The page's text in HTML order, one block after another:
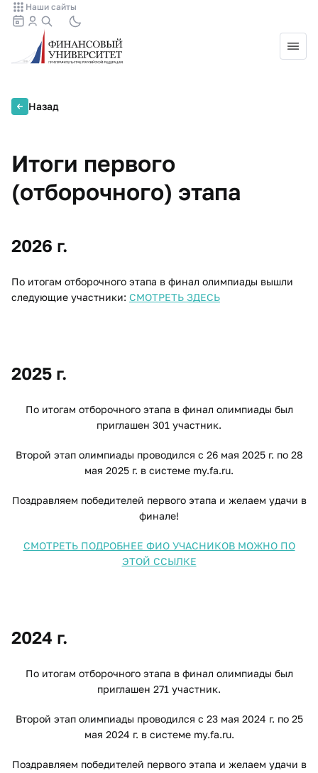
Наши сайты
Назад
Итоги первого
(отборочного) этапа
2026 г.
По итогам отборочного этапа в финал олимпиады вышли
следующие участники: СМОТРЕТЬ ЗДЕСЬ
2025 г.
По итогам отборочного этапа в финал олимпиады был
приглашен 301 участник.
Второй этап олимпиады проводился с 26 мая 2025 г. по 28
мая 2025 г. в системе my.fa.ru.
Поздравляем победителей первого этапа и желаем удачи в
финале!
СМОТРЕТЬ ПОДРОБНЕЕ ФИО УЧАСНИКОВ МОЖНО ПО
ЭТОЙ ССЫЛКЕ
2024 г.
По итогам отборочного этапа в финал олимпиады был
приглашен 271 участник.
Второй этап олимпиады проводился с 23 мая 2024 г. по 25
мая 2024 г. в системе my.fa.ru.
Поздравляем победителей первого этапа и желаем удачи в